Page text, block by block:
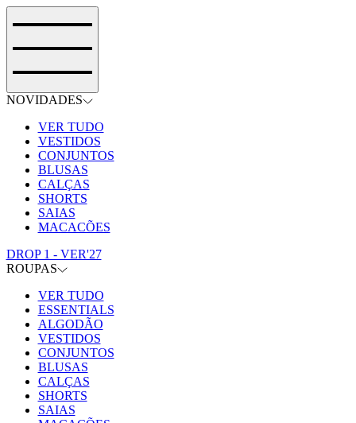
NOVIDADES
VER TUDO
VESTIDOS
CONJUNTOS
BLUSAS
CALÇAS
SHORTS
SAIAS
MACACÕES
DROP 1 - VER'27
ROUPAS
VER TUDO
ESSENTIALS
ALGODÃO
VESTIDOS
CONJUNTOS
BLUSAS
CALÇAS
SHORTS
SAIAS